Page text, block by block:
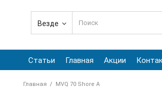
Везде
Статьи Главная Акции
Главная MVQ 70 Shore A